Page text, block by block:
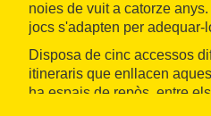
noies de vuit a catorze
jocs s'adapten per adequar-
Disposa de cinc accessos
itineraris que enllacen
ha espais de repòs, entre